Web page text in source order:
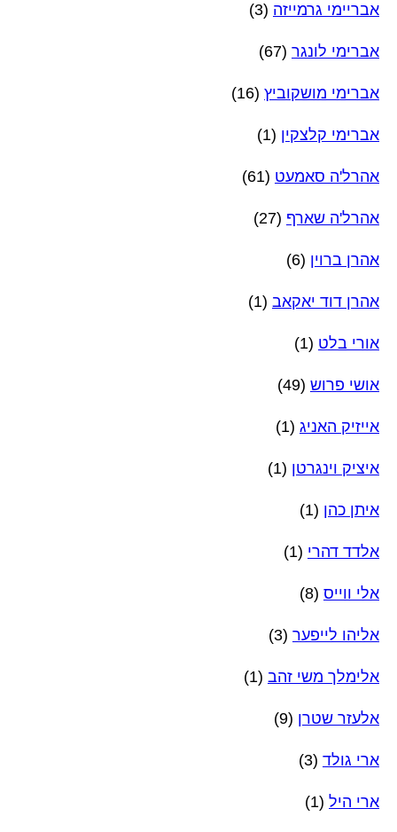
אבריימי גרמייזה (3)
אברימי לונגר (67)
אברימי מושקוביץ (16)
אברימי קלצקין (1)
אהרל'ה סאמעט (61)
אהרל'ה שארף (27)
אהרן ברוין (6)
אהרן דוד יאקאב (1)
אורי בלט (1)
אושי פרוש (49)
אייזיק האניג (1)
איציק וינגרטן (1)
איתן כהן (1)
אלדד דהרי (1)
אלי ווייס (8)
אליהו לייפער (3)
אלימלך משי זהב (1)
אלעזר שטרן (9)
ארי גולד (3)
ארי היל (1)